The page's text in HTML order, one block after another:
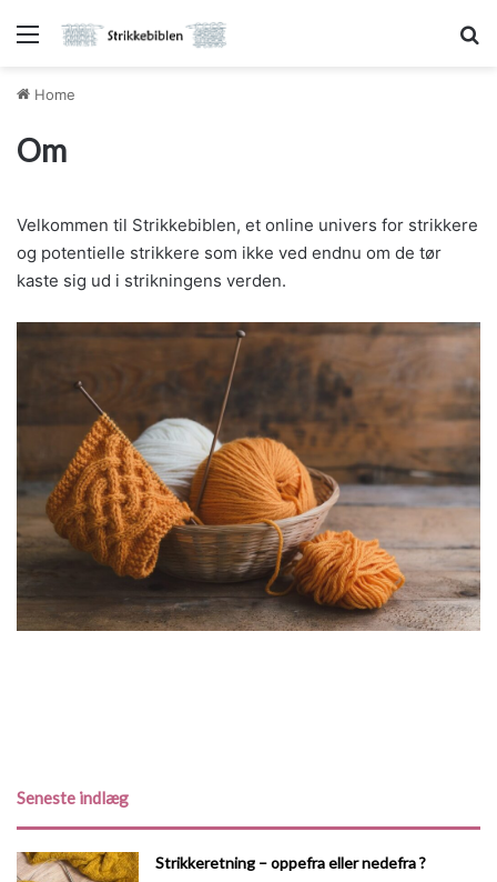
Menu
Home
Om
Velkommen til Strikkebiblen, et online univers for strikkere
og potentielle strikkere som ikke ved endnu om de tør
kaste sig ud i strikningens verden.
Seneste indlæg
Strikkeretning – oppefra eller nedefra ?